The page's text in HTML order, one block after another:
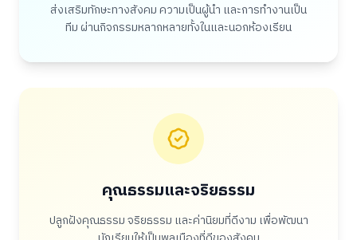
ส่งเสริมทักษะทางสังคม ความเป็นผู้นำ และการทำงานเป็น
ทีม ผ่านกิจกรรมหลากหลายทั้งในและนอกห้องเรียน
คุณธรรมและจริยธรรม
ปลูกฝังคุณธรรม จริยธรรม และค่านิยมที่ดีงาม เพื่อพัฒนา